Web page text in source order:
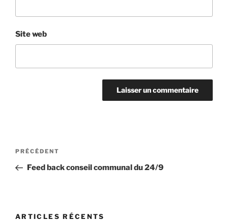
Site web
Navigation
l’article
Article
précédent
PRÉCÉDENT
Feed back conseil communal du 24/9
ARTICLES RÉCENTS